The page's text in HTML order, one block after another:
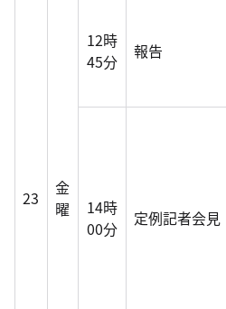
23
金
曜
12時
45分
報告
14時
00分
定例記者会見